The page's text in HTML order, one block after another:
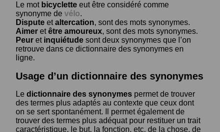
Le mot bicyclette eut être considéré comme
synonyme de vélo.
Dispute etaltercation, sont des mots synonymes.
Aimer etêtre amoureux, sont des mots synonymes.
Peur et inquiétude sont deux synonymes que l’on
retrouve dans ce dictionnaire des synonymes en
ligne.
Usage d’un dictionnaire des synonymes
Le dictionnaire des synonymes permet de trouver
des termes plus adaptés au contexte que ceux dont
on se sert spontanément. Il permet également de
trouver des termes plus adéquat pour restituer un trait
caractéristique, le but, la fonction, etc. de la chose, de